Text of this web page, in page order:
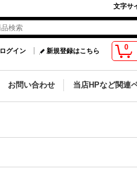
文字サ
0
ログイン 新規登録はこちら
お問い合わせ 当店HPなど関連